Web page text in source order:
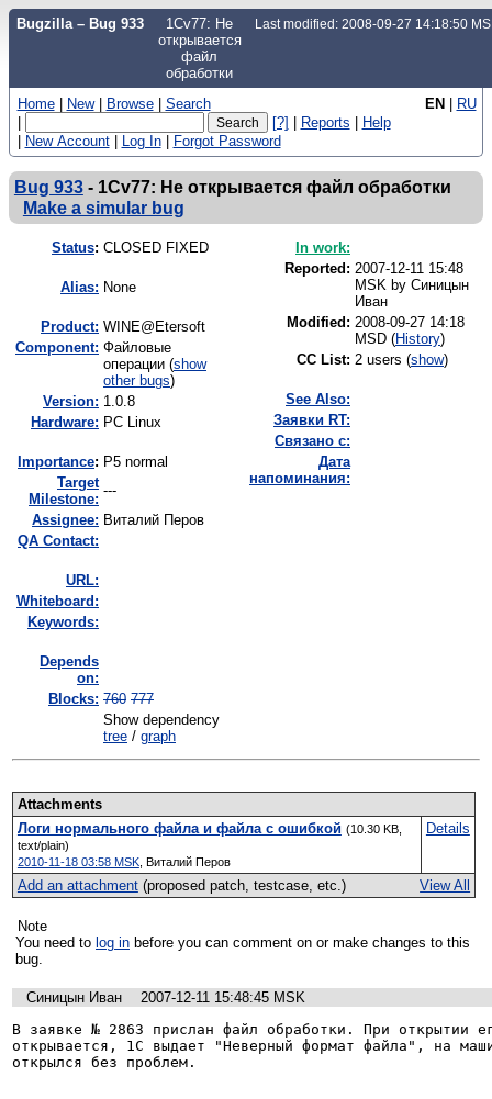
Bugzilla – Bug 933
1Cv77: Не
открывается
файл
обработки
Last modified: 2008-09-27 14:18:50
EN | RU
Home | New | Browse | Search
|
[?] | Reports | Help
| New Account | Log In | Forgot Password
Bug 933 - 1Cv77: Не открывается файл обработки
Make a simular bug
Status: CLOSED FIXED
Alias: None
Product: WINE@Etersoft
Component: Файловые
операции (show
other bugs)
Version: 1.0.8
Hardware: PC Linux
mportance: P5 normal
Target
Milestone:
---
Assignee: Виталий Перов
QA Contact:
URL:
Whiteboard:
Keywords:
Depends
on:
Blocks: 760 777
Show dependency
tree / graph
In work:
Reported: 2007-12-11 15:48
MSK by Синицын
Иван
Modified: 2008-09-27 14:18
MSD (History)
CC List: 2 users (show)
See Also:
Заявки RT:
Связано с:
Дата
напоминания:
Attachments
Логи нормального файла и файла с ошибкой (10.30 KB,
text/plain)
2010-11-18 03:58 MSK, Виталий Перов
Details
View All
Add an attachment(proposed patch, testcase, etc.)
Note
You need to log in
bug.
Синицын Иван
2007-12-11 15:48:45 MSK
В заявке № 2863 прислан файл обработки. При
открывается, 1С выдает "Неверный формат файла", на
открылся без проблем.